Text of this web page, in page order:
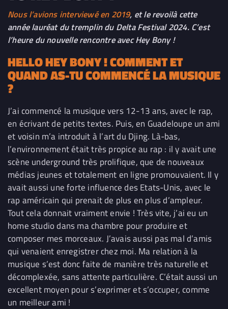
Nous l’avions interviewé en 2019, et le revoilà cette
année lauréat du tremplin du Delta Festival 2024. C’est
l’heure du nouvelle rencontre avec Hey Bony !
HELLO HEY BONY ! COMMENT ET
QUAND AS-TU COMMENCÉ LA MUSIQUE
?
J’ai commencé la musique vers 12-13 ans,avec le rap,
en écrivant de petits textes. Puis, en Guadeloupe un ami
et voisin m’a introduit à l’art du Djing. Là-bas,
l’environnement était très propice au rap : il y avait une
scène underground très prolifique,que de nouveaux
médias jeunes et totalement en ligne promouvaient. Il y
avait aussi une forte influence des Etats-Unis, avec le
rap américain qui prenait de plus en plus d’ampleur.
Tout cela donnait vraiment envie ! Très vite, j’ai eu un
home studio dans ma chambre pour produire et
composer mes morceaux. J’avais aussi pas mal d’amis
qui venaient enregistrer chez moi. Ma relation à la
musique s’est donc faite de manière très naturelle et
décomplexée, sans attente particulière. C’était aussi un
excellent moyen pour s’exprimer et s’occuper, comme
un meilleur ami !